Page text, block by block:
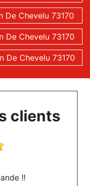
De Chevelu 73170
De Chevelu 73170
De Chevelu 73170
clients
!!